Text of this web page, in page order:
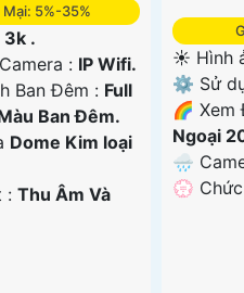
5%-35%
3k .
: IP Wifi.
Ban Đêm : Full
Ban Ðêm.
Dome Kim loại
: Thu Âm Và
☀️ Hình
⚙ Sử
🌈 Xem
Ngoại
🌧️
️💮